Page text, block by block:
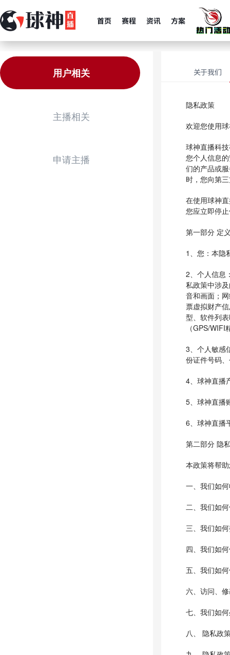
首页 赛程 资讯 方案
用户相关
主播相关
申请主播
关于我们
隐私政策
欢迎您使用
球神直播科
您个人信息
们的产品或
时，您向第
在使用球神
您应立即停
第一部分 定
1、您：本隐
2、个人信息
私政策中涉
音和画面；
票虚拟财产
型、软件列
（GPS/
3、个人敏感
份证件号码
4、球神直播
5、球神直播
6、球神直播
第二部分 隐
本政策将帮
一、我们如
二、我们如
三、我们如
四、我们如
五、我们如
六、访问、
七、我们如
八、 隐私政